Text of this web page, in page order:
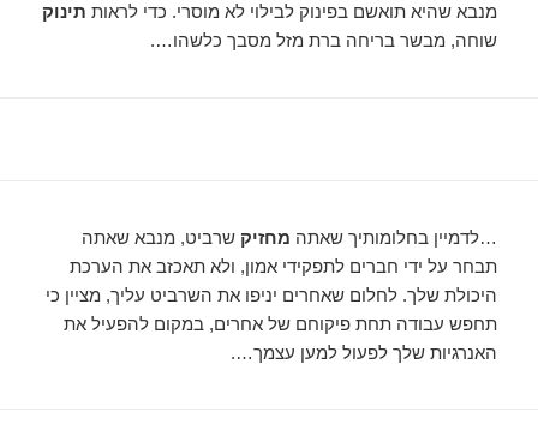
מנבא שהיא תואשם בפינוק לבילוי לא מוסרי. כדי לראות תינוק
שוחה, מבשר בריחה ברת מזל מסבך כלשהו….
…לדמיין בחלומותיך שאתה מחזיק שרביט, מנבא שאתה
תבחר על ידי חברים לתפקידי אמון, ולא תאכזב את הערכת
היכולת שלך. לחלום שאחרים יניפו את השרביט עליך, מציין כי
תחפש עבודה תחת פיקוחם של אחרים, במקום להפעיל את
האנרגיות שלך לפעול למען עצמך….